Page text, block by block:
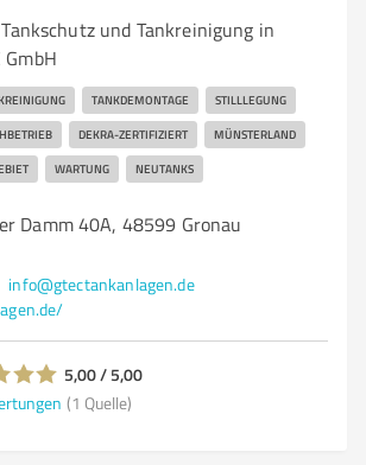
und Tankreinigung in
GmbH
TANKDEMONTAGE STILLLEGUNG
DEKRA-ZERTIFIZIERT MÜNSTERLAND
WARTUNG NEUTANKS
Damm 40A, 48599 Gronau
info@gtectankanlagen.de
5,00 / 5,00
(1 Quelle)